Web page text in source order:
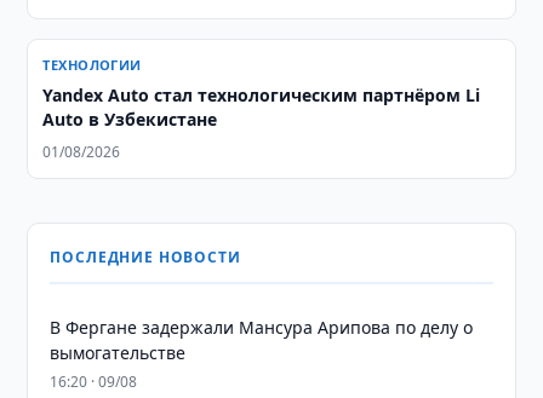
ТЕХНОЛОГИИ
Yandex Auto стал технологическим партнёром Li
Auto в Узбекистане
01/08/2026
ПОСЛЕДНИЕ НОВОСТИ
В Фергане задержали Мансура Арипова по делу о
вымогательстве
16:20 · 09/08